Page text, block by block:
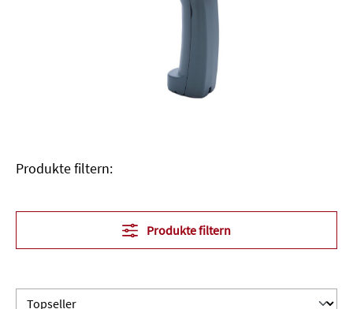
Produkte filtern:
Produkte filtern